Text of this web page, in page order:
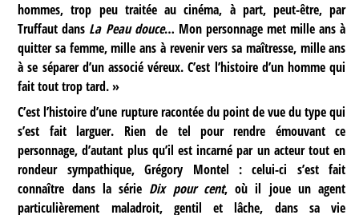
hommes, trop peu traitée au cinéma, à part, peut-être, par
Truffaut dans La Peau douce… Mon personnage met mille ans à
quitter sa femme, mille ans à revenir vers sa maîtresse, mille ans
à se séparer d’un associé véreux. C’est l’histoire d’un homme qui
fait tout trop tard. »
C’est l’histoire d’une rupture racontée du point de vue du type qui
s’est fait larguer. Rien de tel pour rendre émouvant ce
personnage, d’autant plus qu’il est incarné par un acteur tout en
rondeur sympathique, Grégory Montel : celui-ci s’est fait
connaître dans la série Dix pour cent, où il joue un agent
particulièrement maladroit, gentil et lâche, dans sa vie